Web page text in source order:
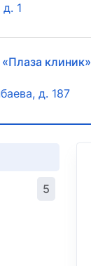
д. 1
клиник»
д. 187
5